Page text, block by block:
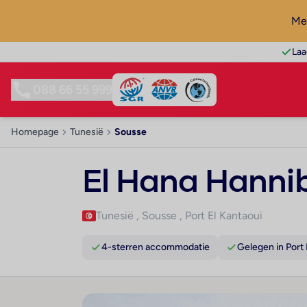
Homepage Tunesië Sousse
El Hana
Tunesië , Sousse , Port El Kantaoui
4-sterren accommodatie Gelegen in Port